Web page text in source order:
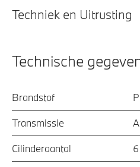
Techniek en Uitrusting
Technische
Brandstof
Transmissie
Cilinderaantal 6